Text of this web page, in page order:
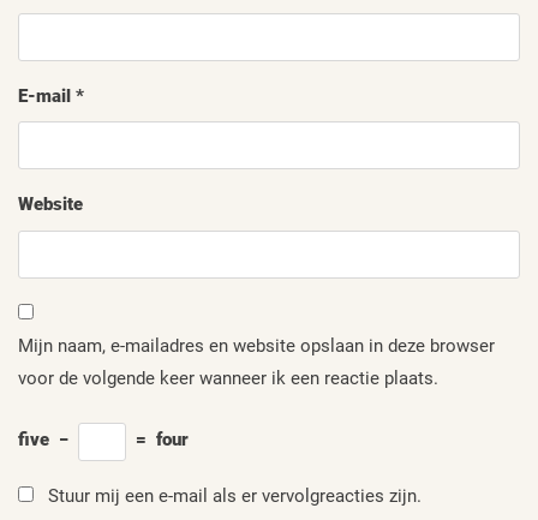
E-mail *
Website
Mijn naam, e-mailadres en website opslaan in deze browser
voor de volgende keer wanneer ik een reactie plaats.
five − = four
Stuur mij een e-mail als er vervolgreacties zijn.